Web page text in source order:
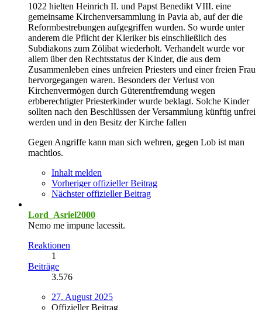
1022 hielten Heinrich II. und Papst Benedikt VIII. eine
gemeinsame Kirchenversammlung in Pavia ab, auf der die
Reformbestrebungen aufgegriffen wurden. So wurde unter
anderem die Pflicht der Kleriker bis einschließlich des
Subdiakons zum Zölibat wiederholt. Verhandelt wurde vor
allem über den Rechtsstatus der Kinder, die aus dem
Zusammenleben eines unfreien Priesters und einer freien Frau
hervorgegangen waren. Besonders der Verlust von
Kirchenvermögen durch Güterentfremdung wegen
erbberechtigter Priesterkinder wurde beklagt. Solche Kinder
sollten nach den Beschlüssen der Versammlung künftig unfrei
werden und in den Besitz der Kirche fallen
Gegen Angriffe kann man sich wehren, gegen Lob ist man
machtlos.
Inhalt melden
Vorheriger offizieller Beitrag
Nächster offizieller Beitrag
Lord_Asriel2000
Nemo me impune lacessit.
Reaktionen
1
Beiträge
3.576
27. August 2025
Offizieller Beitrag